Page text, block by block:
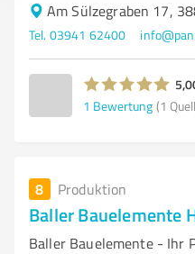
Am Sülzegraben 17,
Tel. 03941 62400
1 Bewertung (1
8 Produktion
Baller Bauelemente
Baller Bauelemente - Ihr